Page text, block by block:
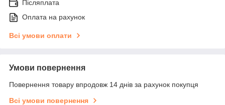
Післяплата
Оплата на рахунок
Всі умови оплати
Умови повернення
Повернення товару впродовж 14 днів за рахунок покупця
Всі умови повернення